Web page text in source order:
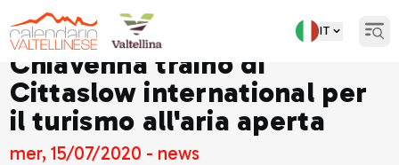
IT
Chiavenna traino di
Cittaslow international per
il turismo all'aria aperta
mer, 15/07/2020 - news